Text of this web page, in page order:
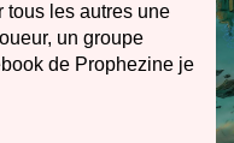
tous les autres une
un groupe
de Prophezine je